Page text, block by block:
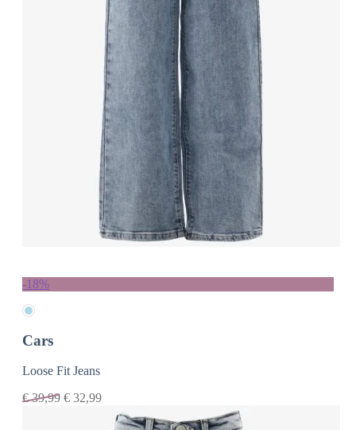
-18%
Cars
Loose Fit Jeans
€39,99 € 32,99